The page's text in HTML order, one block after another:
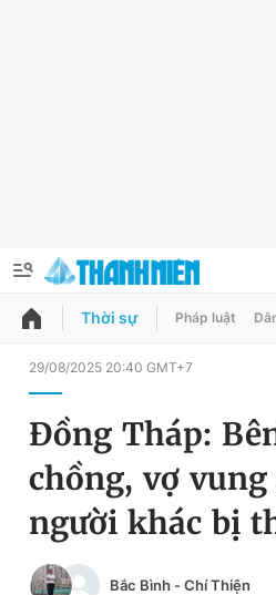
QUẢNG CÁO
Chuyên mục
Chuyên mục khác
Chào ngày mới
Đổi mật khẩu
Tin đã lưu
Tin đã xem
Thời sự Pháp luật
29/08/2025 20:40 GMT+7
Đồng Tháp:
chồng, vợ
người khác bị
Bắc Bình - Chí Thiện